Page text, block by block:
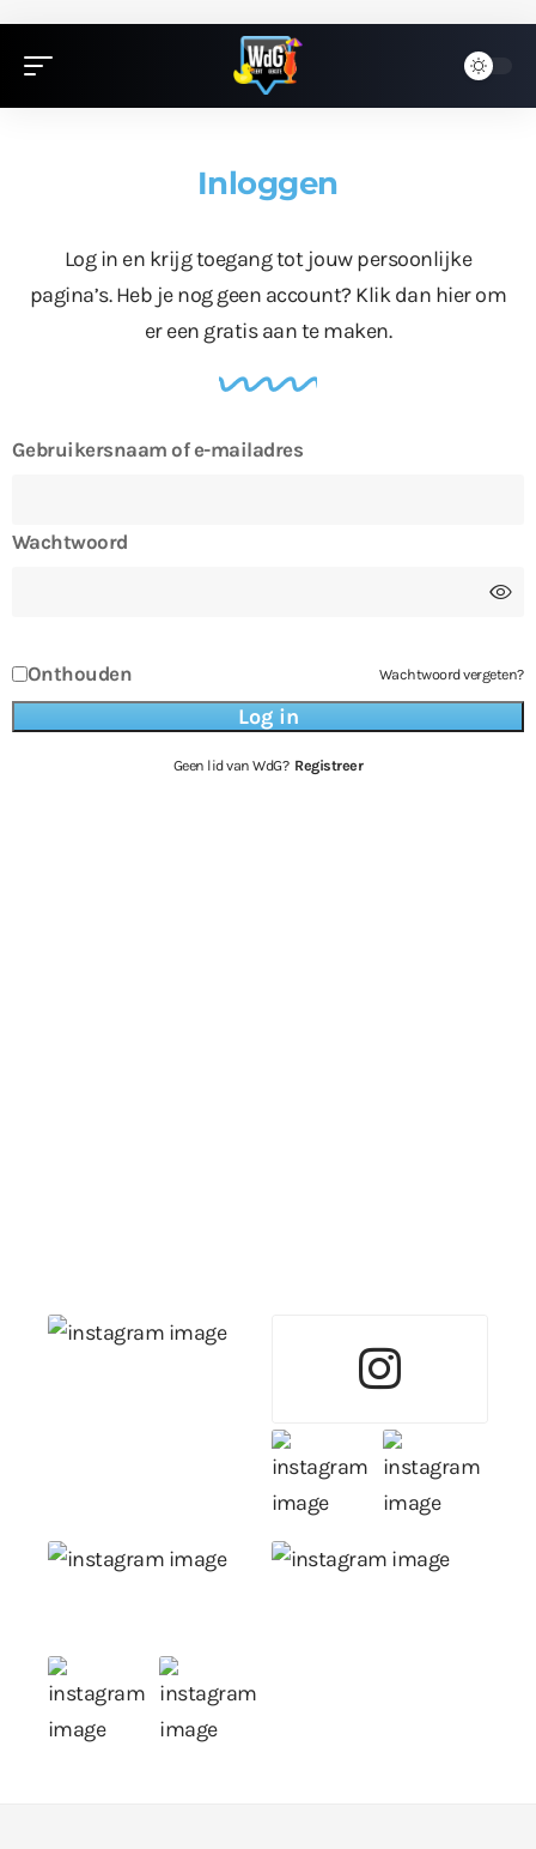
Inloggen
Log in en krijg toegang tot jouw persoonlijke
pagina’s. Heb je nog geen account? Klik dan hierom
er een gratis aan te maken.
Gebruikersnaam of e-mailadres
Wachtwoord
Onthouden Wachtwoord vergeten?
Geen lid van WdG? Registreer